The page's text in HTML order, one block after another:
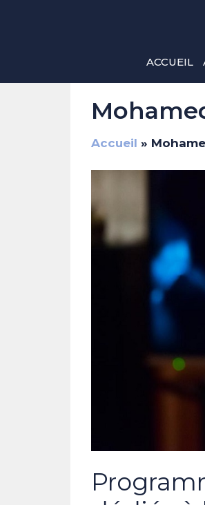
ACCUEIL
Accueil »